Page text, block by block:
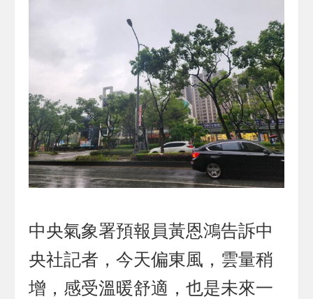
中央氣象署預報員黃恩鴻告訴中
央社記者，今天偏東風，雲量稍
增，感受溫暖舒適，也是未來一